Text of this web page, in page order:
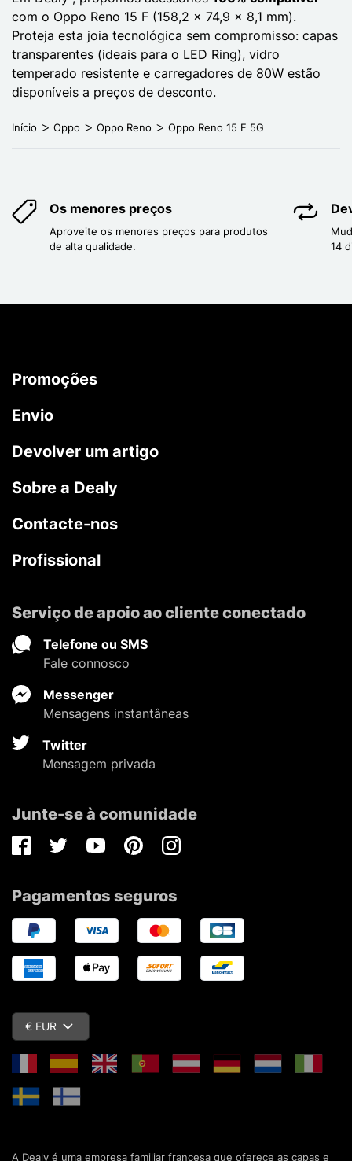
com o Oppo Reno 15 F (158,2 x 74,9 x 8,1 mm).
Proteja esta joia tecnológica sem compromisso: capas
transparentes (ideais para o LED Ring), vidro
temperado resistente e carregadores de 80W estão
disponíveis a preços de desconto.
Início Oppo Oppo Reno Oppo Reno 15 F 5G
Os menores preços
Aproveite os menores preços para produtos
de alta qualidade.
14
Promoções
Envio
Devolver um artigo
Sobre a Dealy
Contacte-nos
Profissional
Serviço de apoio ao cliente conectado
Telefone ou SMS
Fale connosco
Messenger
Mensagens instantâneas
Twitter
Mensagem privada
Junte-se à comunidade
FacebookTwitterYoutubePinterestInstagram
Pagamentos seguros
€ EUR
A Dealy é uma empresa familiar francesa que oferece as capas e